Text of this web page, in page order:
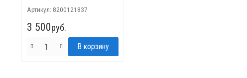
Артикул: 8200121837
3 500руб.